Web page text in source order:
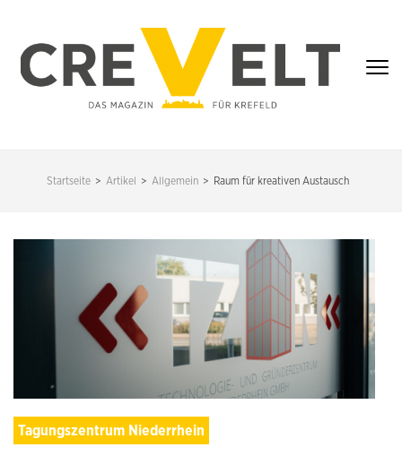
springen
(Enter
KREFELD
Startseite > Artikel > Allgemein > Raum für kreativen Austausch
Tagungszentrum Niederrhein